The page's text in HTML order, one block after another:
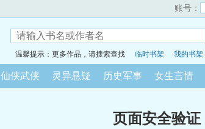
账号：
温馨提示：更多作品，请搜索查找 临时书架 我的书架
仙侠武侠 灵异悬疑 历史军事 女生言情
页面安全验证